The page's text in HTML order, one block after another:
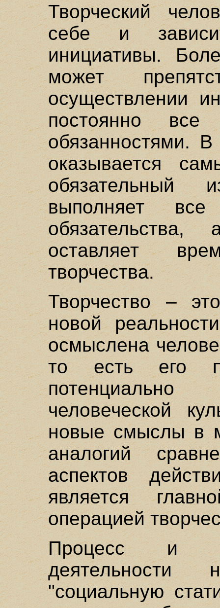
Творческий
себе и
инициативы.
может
осуществлении
постоянно
обязанностями.
оказывается
обязательный
выполняет
оставляет
творчества.
Творчество –
новой
осмыслена
то есть его
человеческой
новые смыслы в
аналогий
аспектов
является
операцией
Процесс и
"социальную